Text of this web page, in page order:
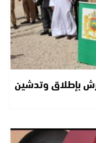
الـ27 لعيد العرش بإطلاق وتدشين